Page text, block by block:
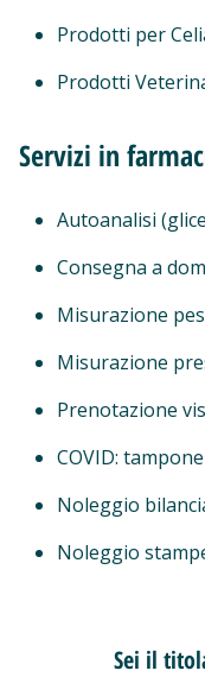
Prodotti per
Prodotti
Servizi in
Autoanalisi
Consegna a
Misurazione
Misurazione
Prenotazione
COVID:
Noleggio
Noleggio
Sei il